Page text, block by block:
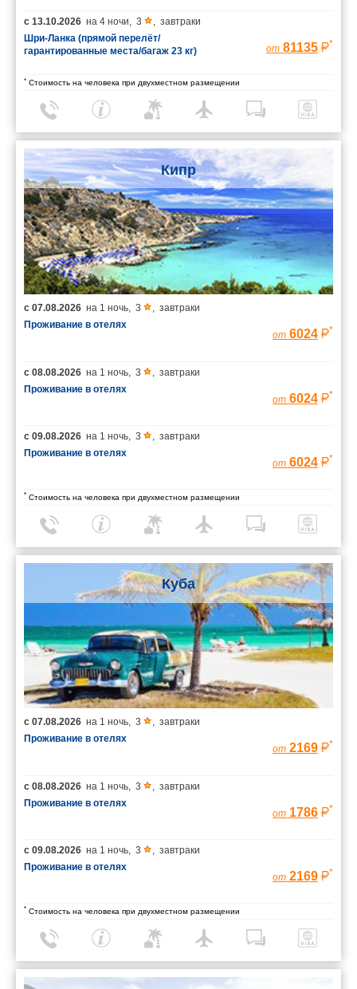
с 13.10.2026 на 4 ночи, 3 , завтраки
Шри-Ланка (прямой перелёт/
гарантированные места/багаж 23 кг)
от 81135 *
* Стоимость на человека при двухместном размещении
Кипр
с 07.08.2026 на 1 ночь 3
завтраки
Проживание в отелях
от 6024 *
с 08.08.2026 на 1 ночь 3
завтраки
Проживание в отелях
от 6024 *
с 09.08.2026 на 1 ночь 3
завтраки
Проживание в отелях
от 6024 *
* Стоимость на человека при двухместном размещении
Куба
с 07.08.2026 на 1 ночь 3
завтраки
Проживание в отелях
от 2169 *
с 08.08.2026 на 1 ночь 3
завтраки
Проживание в отелях
от 1786 *
с 09.08.2026 на 1 ночь 3
завтраки
Проживание в отелях
от 2169 *
* Стоимость на человека при двухместном размещении